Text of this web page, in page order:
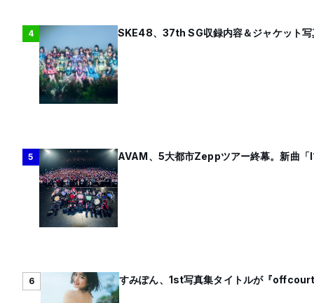
4 SKE48、37th SG収録内容＆ジャケット写
5 AVAM、5大都市Zeppツアー終幕。新曲「
6 すみぽん、1st写真集タイトルが『